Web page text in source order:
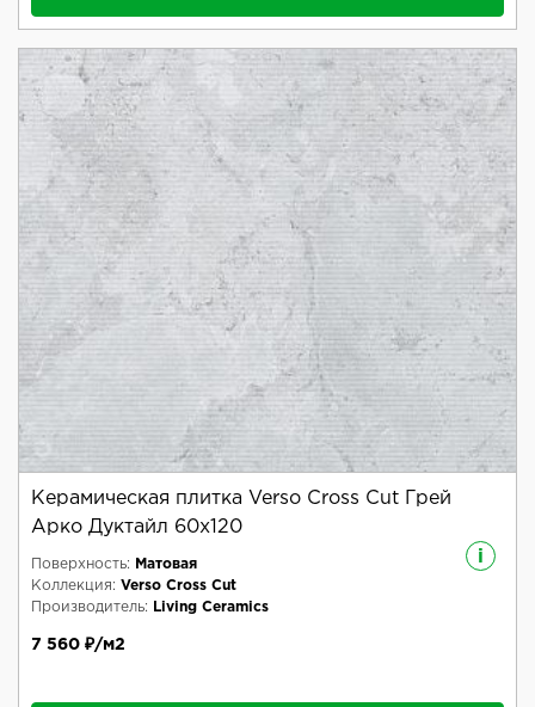
Керамическая плитка Verso Cross Cut Грей
Арко Дуктайл 60x120
i
Поверхность:
Матовая
Коллекция: Verso Cross Cut
Производитель:
Living Ceramics
7 560 ₽/м2